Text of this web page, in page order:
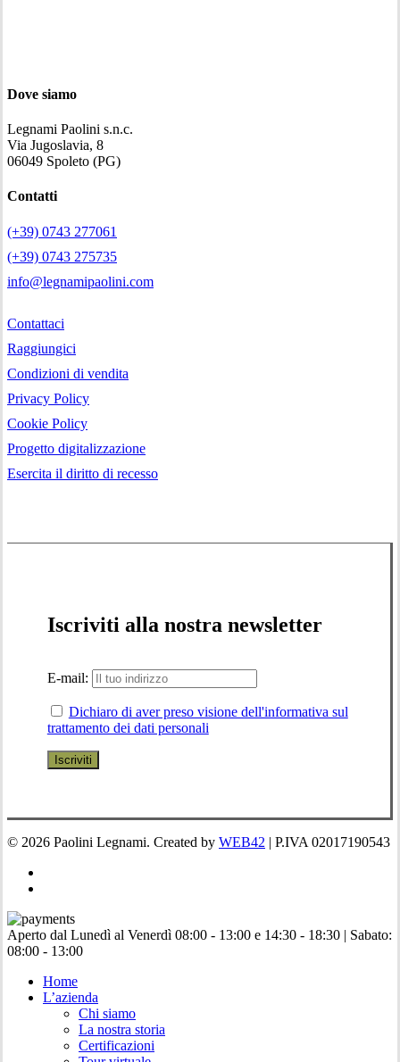
Dove siamo
Legnami Paolini s.n.c.
Via Jugoslavia, 8
06049 Spoleto (PG)
Contatti
(+39) 0743 277061
(+39) 0743 275735
info@legnamipaolini.com
Contattaci
Raggiungici
Condizioni di vendita
Privacy Policy
Cookie Policy
Progetto digitalizzazione
Esercita il diritto di recesso
Iscriviti alla nostra newsletter
E-mail:
Dichiaro di aver preso visione dell'informativa sul
trattamento dei dati personali
© 2026 Paolini Legnami. Created by WEB42 | P.IVA 02017190543
Chiudi
menu
Aperto dal Lunedì al Venerdì 08:00 - 13:00 e 14:30 - 18:30 | Sabato:
08:00 - 13:00
Home
L’azienda
Chi siamo
La nostra storia
Certificazioni